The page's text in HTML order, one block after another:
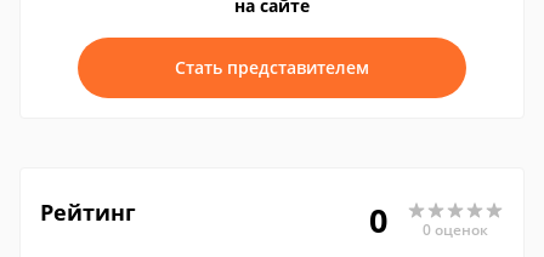
на сайте
Стать представителем
Рейтинг 0 0 оценок